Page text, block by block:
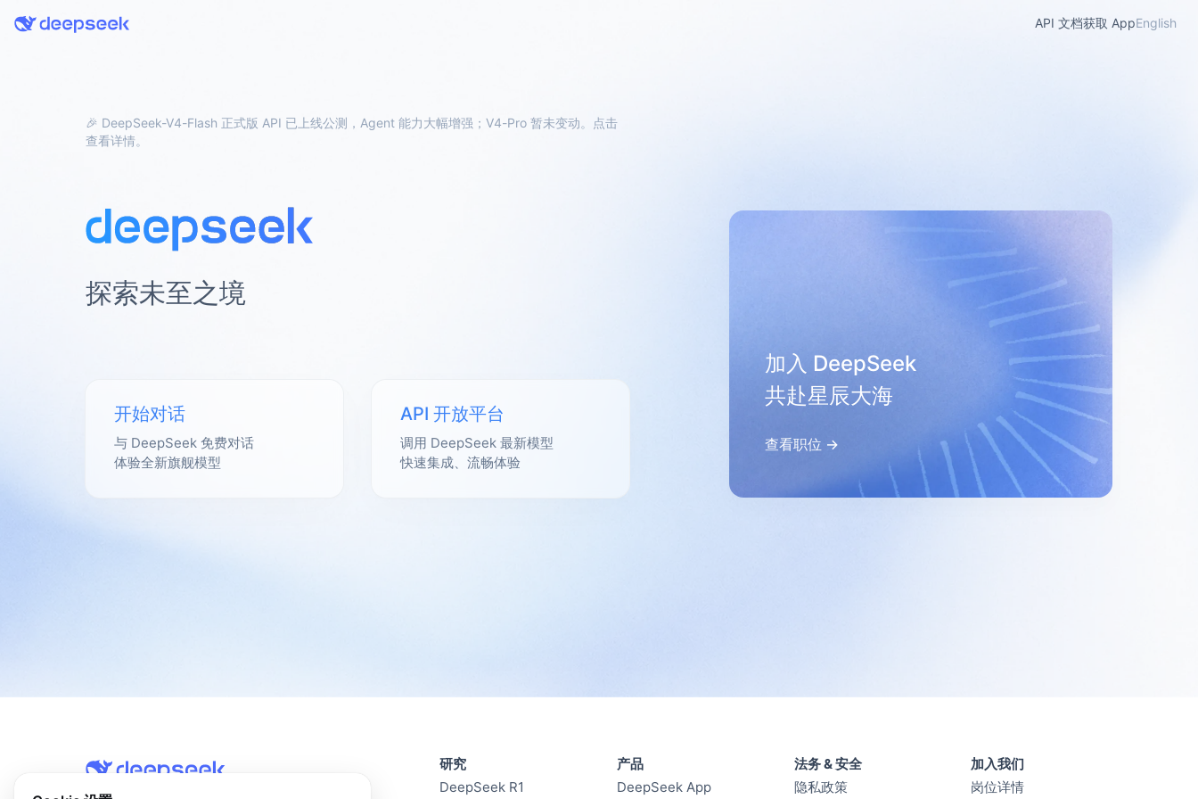
🎉 DeepSeek-V4-Flash 正式版 API 已上线公测，Agent 能力大幅增强；V4-Pro 暂未变动。点击
查看详情。
探索未至之境
开始对话
与 DeepSeek 免费对话
体验全新旗舰模型
API 开放平台
调用 DeepSeek 最新模型
快速集成、流畅体验
加入 DeepSeek
共赴星辰大海
查看职位 →
API 文档获取 AppEnglish
研究
DeepSeek R1
产品
DeepSeek App
法务 & 安全
隐私政策
加入我们
岗位详情